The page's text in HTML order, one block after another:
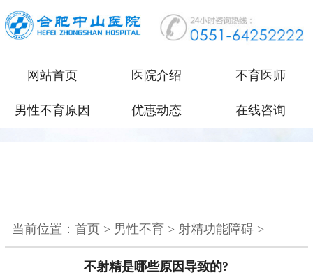
网站首页 医院介绍 不育医师
男性不育原因 优惠动态 在线咨询
当前位置： 首页 > 男性不育 > 射精功能障碍>
不射精是哪些原因导致的?